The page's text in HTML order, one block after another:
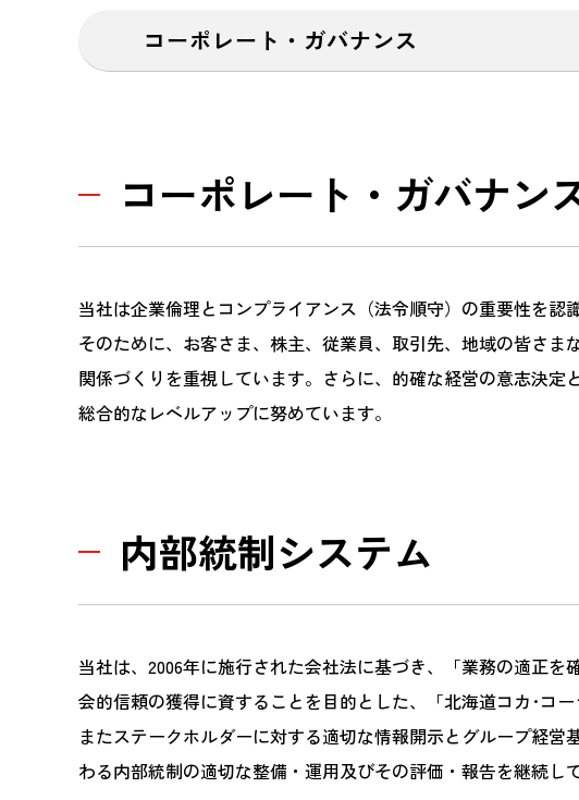
コーポレート・ガバナンス
コーポレート・ガバナン
当社は企業倫理とコンプライアンス（法令順守）の重要性を認
そのために、お客さま、株主、従業員、取引先、地域の皆さ
関係づくりを重視しています。さらに、的確な経営の意志決
総合的なレベルアップに努めています。
内部統制システム
当社は、2006年に施行された会社法に基づき、「業務の適正
会的信頼の獲得に資することを目的とした、「北海道コカ･コ
またステークホルダーに対する適切な情報開示とグループ経
わる内部統制の適切な整備・運用及びその評価・報告を継続し